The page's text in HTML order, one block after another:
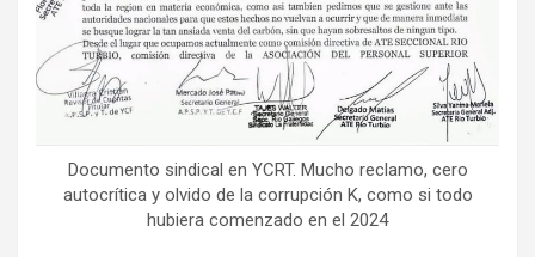
Documento sindical en YCRT. Mucho reclamo, cero
autocrítica y olvido de la corrupción K, como si todo
hubiera comenzado en el 2024